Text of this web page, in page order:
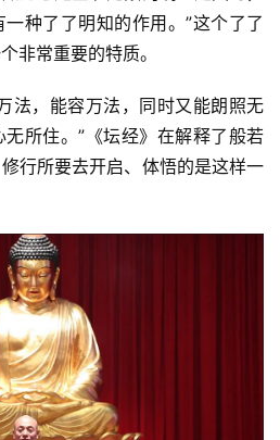
种了了明知的作用。”这个了了
非常重要的特质。
法，能容万法，同时又能朗照无
所住。”《坛经》在解释了般若
行所要去开启、体悟的是这样一